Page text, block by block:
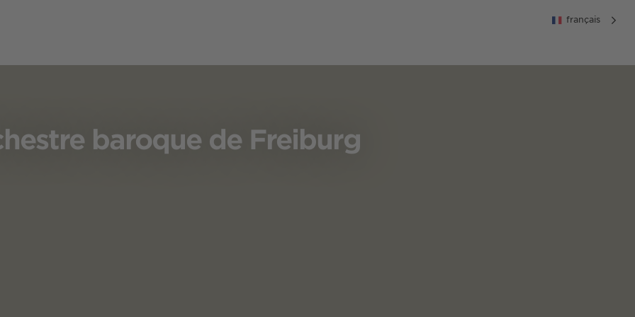
français
baroque de Freiburg